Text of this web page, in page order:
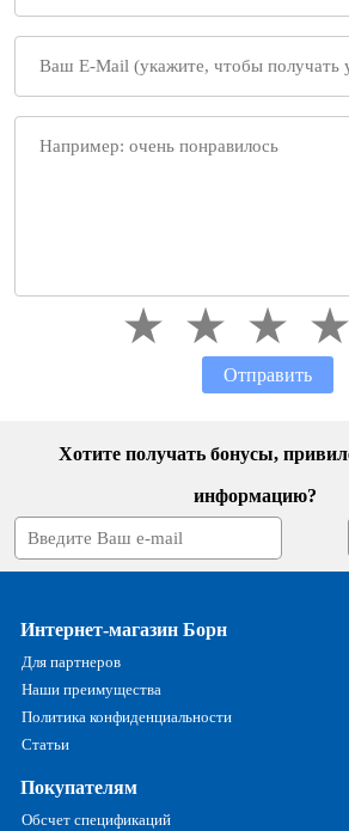
Отправить
Хотите получать бонусы,
информацию?
Интернет-магазин Борн
Для партнеров
Наши преимущества
Политика конфиденциальности
Статьи
Покупателям
Обсчет спецификаций